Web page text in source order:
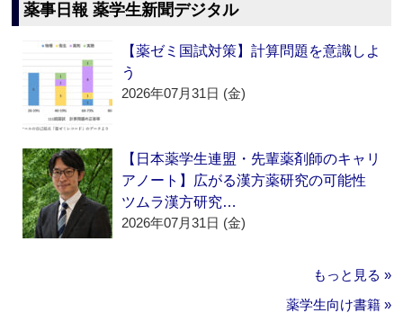
薬事日報 薬学生新聞デジタル
【薬ゼミ国試対策】計算問題を意識しよ
う
2026年07月31日 (金)
【日本薬学生連盟・先輩薬剤師のキャリ
アノート】広がる漢方薬研究の可能性
ツムラ漢方研究…
2026年07月31日 (金)
もっと見る »
薬学生向け書籍 »